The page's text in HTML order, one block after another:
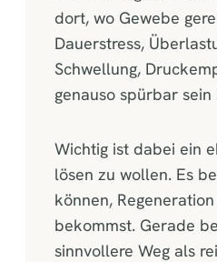
dort, wo Gewebe
Dauerstress,
Schwellung,
genauso spürbar
Wichtig ist dabei ein
lösen zu wollen. Es
können,
bekommst. Gerade
sinnvollere Weg als